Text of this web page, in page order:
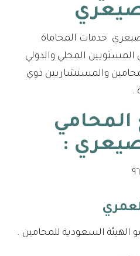
خدمات المحاماة
المستويين المحلي والدولي
والمستشاريين ذوي
.
المحامي
:
السعودية للمحامين .